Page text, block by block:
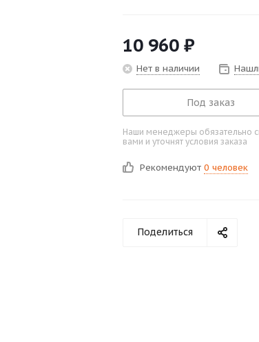
10 960 ₽
Нет в наличии
Под заказ
Наши менеджеры обязательно
вами и уточнят условия заказа
Рекомендуют 0 человек
Поделиться